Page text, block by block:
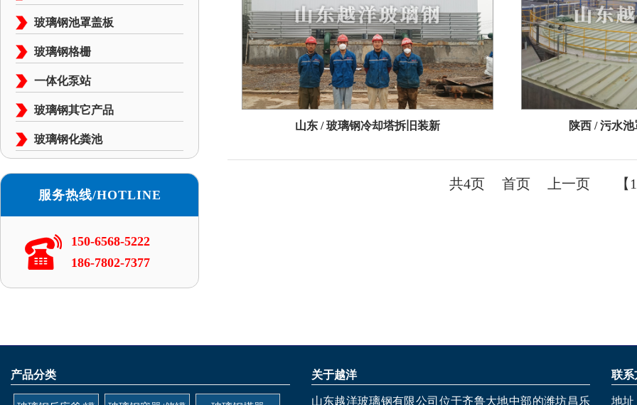
玻璃钢池罩盖板
玻璃钢格栅
一体化泵站
玻璃钢其它产品
玻璃钢化粪池
服务热线/HOTLINE
150-6568-5222
186-7802-7377
山东 / 玻璃钢冷却塔拆旧装新 陕西 / 污水
共4页 首页 上一页 【
产品分类 关于越洋
山东越洋玻璃钢有限公司位于齐鲁大地中部的潍坊昌乐
联系
地址